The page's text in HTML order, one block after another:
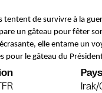
tentent de survivre à la
un gâteau pour fêter
elle entame un
pour le gâteau du
Pays